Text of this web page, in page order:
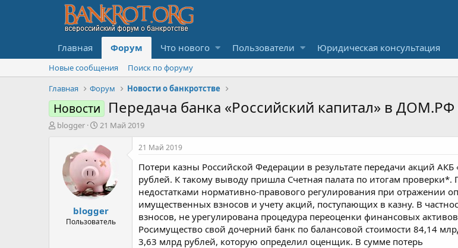
Главная Форум Что нового Пользователи Юридическая консультация
Новые сообщения
Поиск по форуму
Главная
Форум Новости о банкротстве
Новости Передача банка «Российский капитал» в
А
blogger
Д
т
а
н
а
ч
а
л
а
21 Май 2019
blogger
Пользователь
21 Май 2019
Потери казны Российской Федерации в результате передачи акций
рублей. К такому выводу пришла Счетная палата по итогам
недостатками нормативно-правового регулирования при отражении
имущественных взносов и учету акций, поступающих в казну. В
взносов, не урегулирована процедура переоценки финансовых
Росимущество свой дочерний банк по балансовой стоимости 84,14
3,63 млрд рублей, которую определил оценщик. В сумме потерь